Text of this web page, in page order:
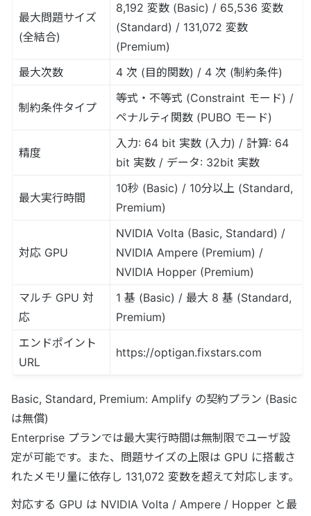
最大問題サイズ
(全結合)
8,192 変数 (Basic) / 65,536 変数
(Standard) / 131,072 変数
(Premium)
最大次数
4 次 (目的関数) / 4 次 (制約条件)
制約条件タイプ
等式・不等式 (Constraint モード) /
ペナルティ関数 (PUBO モード)
精度
入力: 64 bit 実数 (入力) / 計算: 64
bit 実数 / データ: 32bit 実数
最大実行時間
10秒 (Basic) / 10分以上 (Standard,
Premium)
対応 GPU
NVIDIA Volta (Basic, Standard) /
NVIDIA Ampere (Premium) /
NVIDIA Hopper (Premium)
マルチ GPU 対
応
1 基 (Basic) / 最大 8 基 (Standard,
Premium)
エンドポイント
URL
https://optigan.fixstars.com
Basic, Standard, Premium: Amplify の契約プラン (Basic
は無償)
Enterprise プランでは最大実行時間は無制限でユーザ設
定が可能です。また、問題サイズの上限は GPU に搭載さ
れたメモリ量に依存し 131,072 変数を超えて対応します。
対応する GPU は NVIDIA Volta / Ampere / Hopper と最